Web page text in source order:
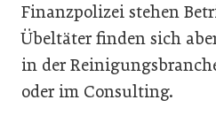
Finanzpolizei stehen
Übeltäter finden sich
in der
oder im Consulting.